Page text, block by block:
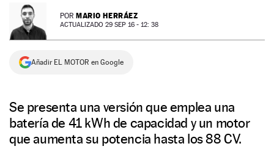
SERVICIOS
NEWSLETTER
SÍGUENOS
POR MARIO HERRÁEZ
ACTUALIZADO 29 SEP 16 - 12: 38
Añadir EL MOTOR en Google
Se presenta una versión que emplea una
batería de 41 kWh de capacidad y un motor
que aumenta su potencia hasta los 88 CV.